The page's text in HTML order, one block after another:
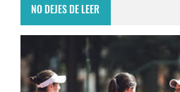
NO DEJES DE LEER